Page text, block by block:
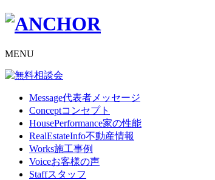
MENU
Message代表者メッセージ
Conceptコンセプト
HousePerformance家の性能
RealEstateInfo不動産情報
Works施工事例
Voiceお客様の声
Staffスタッフ